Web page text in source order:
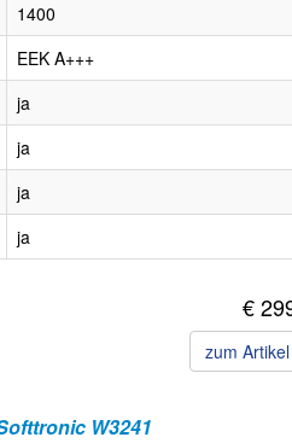
1400
EEK A+++
ja
ja
ja
ja
€
zum
W3241